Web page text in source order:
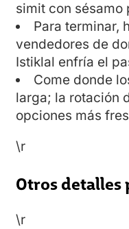
simit con sésamo
Para terminar,
vendedores de
Istiklal enfría el
Come donde
larga; la rotación
opciones más
\r
Otros detalles
\r